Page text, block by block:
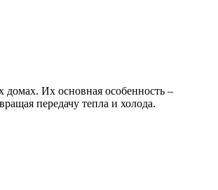
домах. Их основная особенность –
передачу тепла и холода.